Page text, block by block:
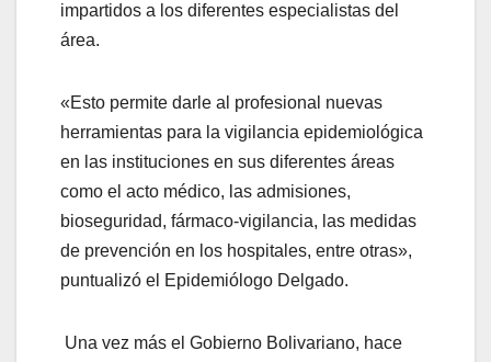
impartidos a los diferentes especialistas del
área.
«Esto permite darle al profesional nuevas
herramientas para la vigilancia epidemiológica
en las instituciones en sus diferentes áreas
como el acto médico, las admisiones,
bioseguridad, fármaco-vigilancia, las medidas
de prevención en los hospitales, entre otras»,
puntualizó el Epidemiólogo Delgado.
Una vez más el Gobierno Bolivariano, hace